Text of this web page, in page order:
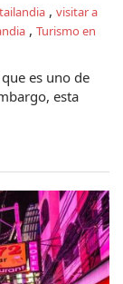
, visitar a
, Turismo en
es uno de
esta